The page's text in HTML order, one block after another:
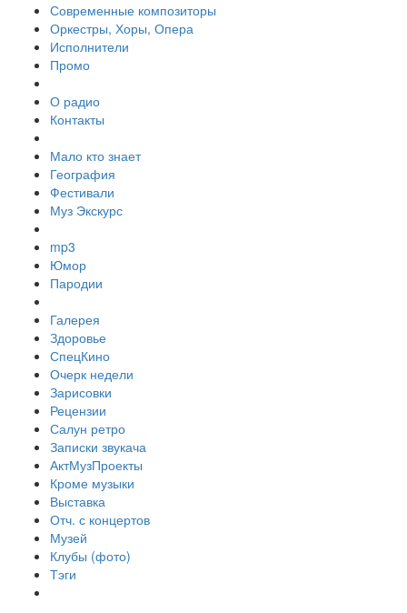
Современные композиторы
Оркестры, Хоры, Опера
Исполнители
Промо
О радио
Контакты
Мало кто знает
География
Фестивали
Муз Экскурс
mp3
Юмор
Пародии
Галерея
Здоровье
СпецКино
Очерк недели
Зарисовки
Рецензии
Салун ретро
Записки звукача
АктМузПроекты
Кроме музыки
Выставка
Отч. с концертов
Музей
Клубы (фото)
Тэги